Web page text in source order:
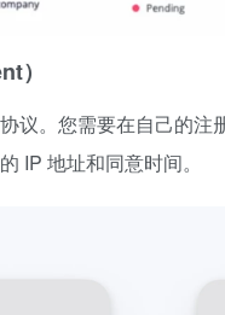
）
议。您需要在自己的
IP 地址和同意时间。